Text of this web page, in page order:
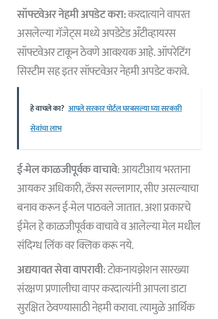
सॉफ्टवेअर नेहमी अपडेट करा:करदात्याने वापरत
असलेल्या गॅजेट्स मध्ये अपडेटेड अँटीव्हायरस
सॉफ्टवेअर टाकून ठेवणे आवश्यक आहे. ऑपरेटिंग
सिस्टीम सह इतर सॉफ्टवेअर नेहमी अपडेट करावे.
हे वाचले का? आपले सरकार पोर्टल घरबसल्या घ्या सरकारी
सेवांचा लाभ
ई-मेल काळजीपूर्वक वाचावे: आयटीआय भरताना
आयकर अधिकारी, टॅक्स सल्लागार, सीए असल्याचा
बनाव करून ई-मेल पाठवले जातात. अशा प्रकारचे
ईमेल हे काळजीपूर्वक वाचावे व आलेल्या मेल मधील
संदिग्ध लिंक वर क्लिक करू नये.
अद्ययावत सेवा वापरावी: टोकनायझेशन सारख्या
संरक्षण प्रणालीचा वापर करदात्यांनी आपला डाटा
सुरक्षित ठेवण्यासाठी नेहमी करावा. त्यामुळे आर्थिक